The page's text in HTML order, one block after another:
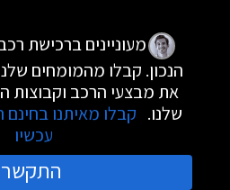
מעוניינים ברכישת
הנכון. קבלו מהמומחים
את מבצעי הרכב וקבוצות
שלנו. קבלו מאיתנו
עכשיו